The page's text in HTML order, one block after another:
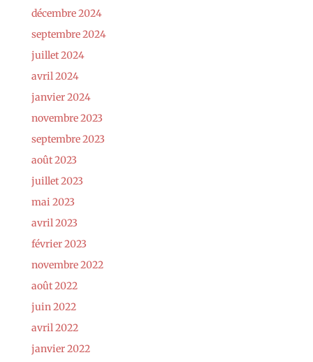
décembre 2024
septembre 2024
juillet 2024
avril 2024
janvier 2024
novembre 2023
septembre 2023
août 2023
juillet 2023
mai 2023
avril 2023
février 2023
novembre 2022
août 2022
juin 2022
avril 2022
janvier 2022